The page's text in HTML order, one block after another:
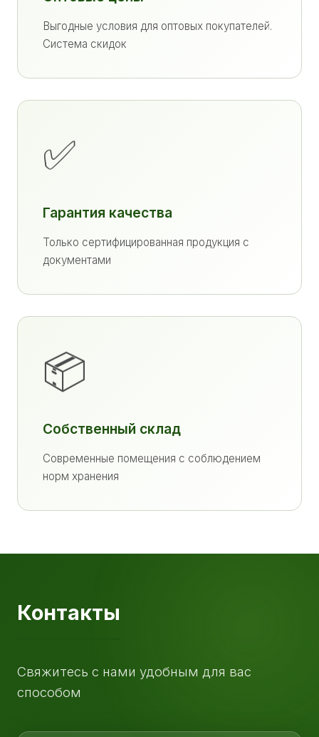
Выгодные условия для оптовых покупателей.
Система скидок
✅
Гарантия качества
Только сертифицированная продукция с
документами
📦
Собственный склад
Современные помещения с соблюдением
норм хранения
Контакты
Свяжитесь с нами удобным для вас
способом